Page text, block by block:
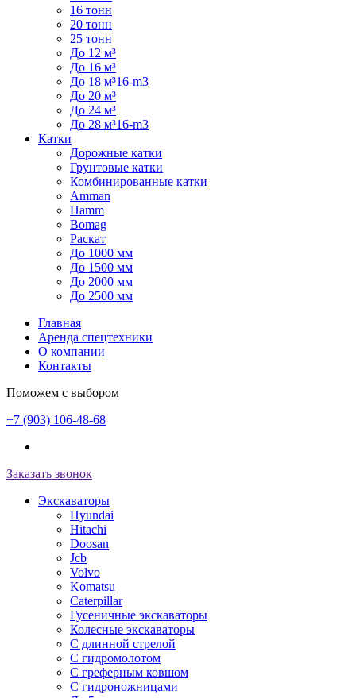
16 тонн
20 тонн
25 тонн
До 12 м³
До 16 м³
До 18 м³16-m3
До 20 м³
До 24 м³
До 28 м³16-m3
Катки
Дорожные катки
Грунтовые катки
Комбинированные катки
Amman
Hamm
Bomag
Раскат
До 1000 мм
До 1500 мм
До 2000 мм
До 2500 мм
Главная
Аренда спецтехники
О компании
Контакты
Поможем с выбором
+7 (903) 106-48-68
Заказать звонок
Экскаваторы
Hyundai
Hitachi
Doosan
Jcb
Volvo
Komatsu
Caterpillar
Гусеничные экскаваторы
Колесные экскаваторы
С длинной стрелой
С гидромолотом
С греферным ковшом
С гидроножницами